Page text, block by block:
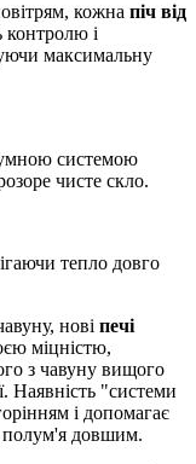
кожна піч від
контролю і
максимальну
системою
чисте скло.
тепло довго
нові печі
міцністю,
з чавуну вищого
Наявність "системи
і допомагає
полум'я довшим.